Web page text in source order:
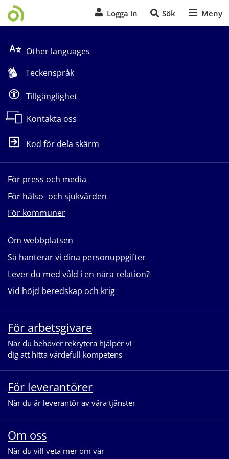
Logga in Sök Meny
Other languages
Teckenspråk
Tillgänglighet
Kontakta oss
Kod för dela skärm
För press och media
För hälso- och sjukvården
För kommuner
Om webbplatsen
Så hanterar vi dina personuppgifter
Lever du med våld i en nära relation?
Vid höjd beredskap och krig
För arbetsgivare
När du behöver rekrytera hjälper vi
dig att hitta värdefull kompetens
För leverantörer
När du är leverantör av våra tjänster
Om oss
När du vill veta mer om vår